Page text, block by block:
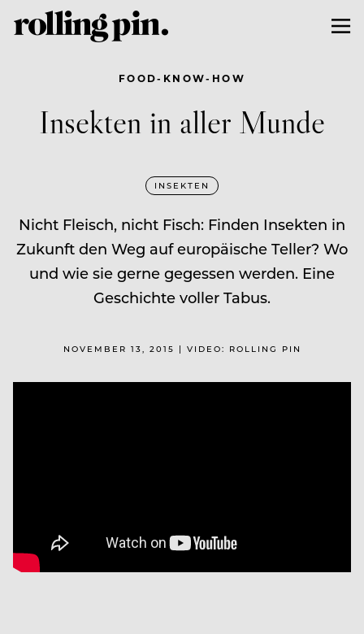
FOOD-KNOW-HOW
Insekten in aller Munde
INSEKTEN
Nicht Fleisch, nicht Fisch: Finden Insekten in
Zukunft den Weg auf europäische Teller? Wo
und wie sie gerne gegessen werden. Eine
Geschichte voller Tabus.
NOVEMBER 13, 2015 | VIDEO: ROLLING PIN